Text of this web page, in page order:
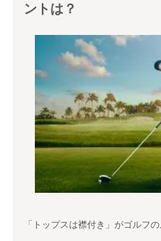
ントは？
「トップスは襟付き」がゴルフの